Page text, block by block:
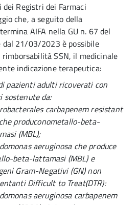
Registri dei Farmaci
che, a seguito della
AIFA nella GU n. 67 del
21/03/2023 è possibile
SSN, il medicinale
indicazione terapeutica:
pazienti adulti ricoverati con
sostenute da:
carbapenem resistant
produconometallo-beta-
(MBL);
aeruginosa che produce
beta-lattamasi (MBL) e
Gram-Negativi (GN) non
Difficult to Treat(DTR):
aeruginosa carbapenem